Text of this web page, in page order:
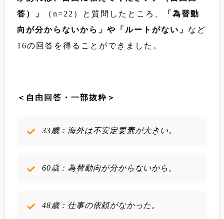
答）」
（n=22）と質問したところ、
「為替動
向が分からないから」や「ルートがない」 など
16の回答を得ることができました。
＜自由回答・一部抜粋＞
33歳：海外は不安定要素が大きい。
60歳：為替動向が分からないから。
48歳：仕事の依頼がなかった。